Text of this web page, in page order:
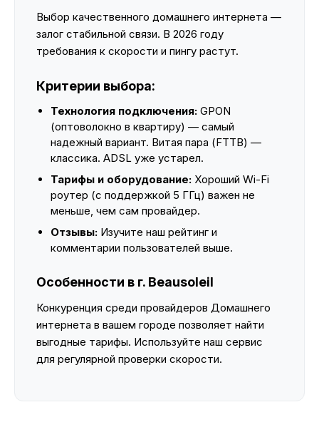
Выбор качественного домашнего интернета —
залог стабильной связи. В 2026 году
требования к скорости и пингу растут.
Критерии выбора:
Технология подключения: GPON
(оптоволокно в квартиру) — самый
надежный вариант. Витая пара (FTTB) —
классика. ADSL уже устарел.
Тарифы и оборудование: Хороший Wi-Fi
роутер (с поддержкой 5 ГГц) важен не
меньше, чем сам провайдер.
Отзывы: Изучите наш рейтинг и
комментарии пользователей выше.
Особенности в г. Beausoleil
Конкуренция среди провайдеров Домашнего
интернета в вашем городе позволяет найти
выгодные тарифы. Используйте наш сервис
для регулярной проверки скорости.